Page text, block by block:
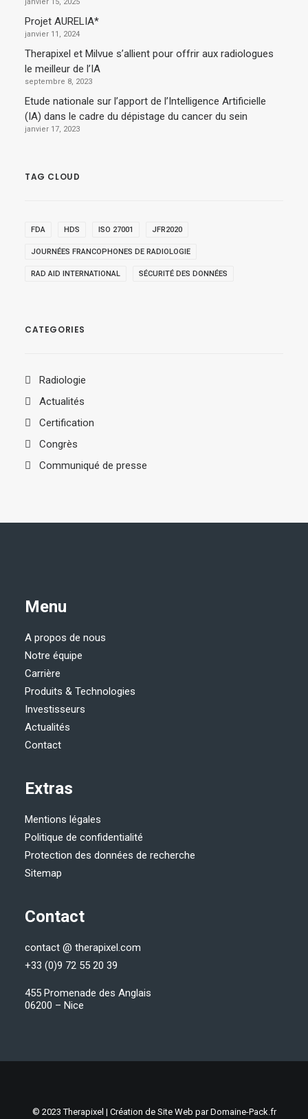
Projet AURELIA*
janvier 11, 2024
Therapixel et Milvue s’allient pour offrir aux radiologues
le meilleur de l’IA
septembre 8, 2023
Etude nationale sur l’apport de l’Intelligence Artificielle
(IA) dans le cadre du dépistage du cancer du sein
janvier 17, 2023
TAG CLOUD
FDA HDS ISO 27001 JFR2020
JOURNÉES FRANCOPHONES DE RADIOLOGIE
RAD AID INTERNATIONAL SÉCURITÉ DES DONNÉES
CATEGORIES
Radiologie
Actualités
Certification
Congrès
Communiqué de presse
Menu
A propos de nous
Notre équipe
Carrière
Produits & Technologies
Investisseurs
Actualités
Contact
Extras
Mentions légales
Politique de confidentialité
Protection des données de recherche
Sitemap
Contact
contact @ therapixel.com
+33 (0)9 72 55 20 39
455 Promenade des Anglais
06200 – Nice
© 2023 Therapixel | Création de Site Web parDomaine-Pack.fr